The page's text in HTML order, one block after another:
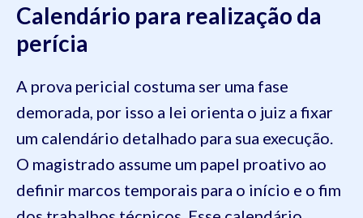
Calendário para realização da
perícia
A prova pericial costuma ser uma fase
demorada, por isso a lei orienta o juiz a fixar
um calendário detalhado para sua execução.
O magistrado assume um papel proativo ao
definir marcos temporais para o início e o fim